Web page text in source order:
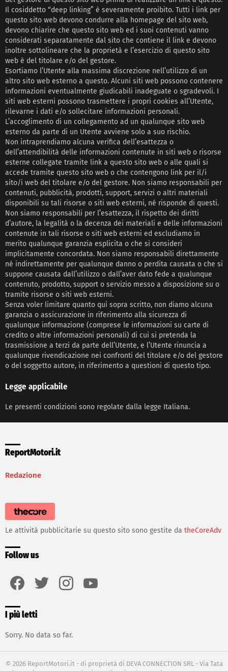
Il cosiddetto “deep linking” è severamente proibito. Tutti i link per
questo sito web devono condurre alla homepage del sito web,
devono chiarire che questo sito web ed i suoi contenuti vanno
considerati separatamente dal sito che contiene il link e devono
inoltre sottolineare che la proprietà e l’esercizio di questo sito
web è del titolare e/o del gestore.
Esortiamo l’Utente alla massima discrezione nell’utilizzo di un
altro sito web esterno a questo. Alcuni siti web possono contenere
informazioni eventualmente giudicabili inadeguate o sgradevoli. I
siti web esterni possono trasmettere i propri cookies all’Utente,
rilevarne i dati e/o sollecitare informazioni personali.
L’accoglimento di un collegamento ad un qualunque sito web
esterno da parte di un Utente avviene solo a suo rischio.
Non intraprendiamo alcuna verifica dell’esattezza o
dell’attendibilità delle informazioni contenute in siti web o risorse
esterne collegate tramite link a questo sito web o alle quali si
accede tramite questo sito web o che contengono link per il/i
sito/i web del titolare e/o del gestore. Non siamo responsabili per
contenuti, pubblicità, prodotti, support, servizi o altri materiali
disponibili su tali risorse o siti web esterni, né risponde di questi.
Non siamo responsabili per l’esattezza, il rispetto dei diritti
d’autore, la legalità o la decenza dei materiali e delle informazioni
contenute in tali risorse o siti web esterni ed escludiamo in
merito qualunque garanzia esplicita o che si consideri
implicitamente concordata. Non siamo responsabili direttamente
né indirettamente per qualunque danno o perdita causata o che si
suppone causata dall’utilizzo o dall’aver dato fede a qualunque
contenuto, prodotto, support o servizio messo a disposizione su o
tramite risorse o siti web esterni.
Senza voler limitare quanto qui sopra scritto, non diamo alcuna
garanzia o assicurazione in riferimento alla sicurezza di
qualunque informazione (comprese le informazioni su carte di
credito o altre informazioni personali) di cui si pretenda la
trasmissione a terzi da parte dell’Utente, e l’Utente rinuncia a
qualunque rivendicazione nei confronti del titolare e/o del gestore
o del soggetto autore, in riferimento a questioni di questo tipo.
Legge applicabile
Le presenti condizioni sono regolate dalla legge Italiana.
ReportMotori.it
Redazione
Le attività pubblicitarie su questo sito sono gestite da theCoreAdv
Follow us
I più letti
Sorry. No data so far.
© 2026 ReportMotori.it - di proprietà di DEVA CONNECTION SRL - Via Tata